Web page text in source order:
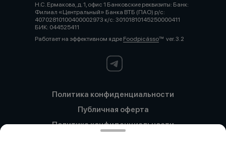
Н.С. Ермакова, д. 1, офис 1 Банковские реквизиты: Банк:
Филиал «Центральный» Банка ВТБ (ПАО) р/с:
40702810100400002973 к/с: 30101810145250000411
БИК: 044525411
Работает на эффективном ядре Foodpicássover. 3.2
Политика конфиденциальности
Публичная оферта
Политика конфиденциальности
Новокузнецк